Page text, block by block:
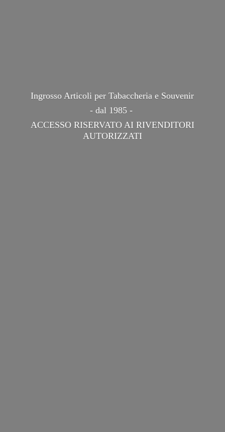
Ingrosso Articoli per Tabaccheria e Souvenir
- dal 1985 -
ACCESSO RISERVATO AI RIVENDITORI
AUTORIZZATI